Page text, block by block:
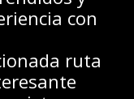
con
ruta